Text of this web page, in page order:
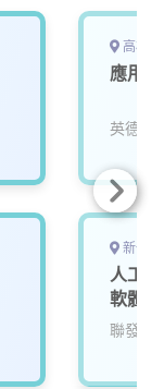
高雄
應用
英德睿
新竹
人工
軟體
聯發科